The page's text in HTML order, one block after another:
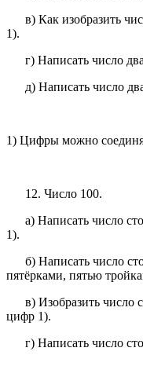
в) Как изобразить
1).
г) Написать число
д) Написать число
1) Цифры можно
12. Число 100.
а) Написать число
1).
б) Написать число
пятёрками, пятью
в) Изобразить число
цифр 1).
г) Написать число